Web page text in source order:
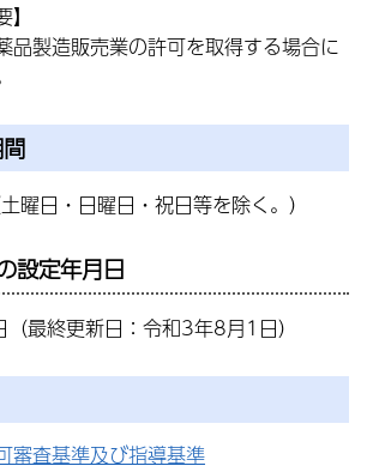
品製造販売業の許可を取得する場合に
曜日・日曜日・祝日等を除く。）
設定年月日
最終更新日：令和3年8月1日）
審査基準及び指導基準